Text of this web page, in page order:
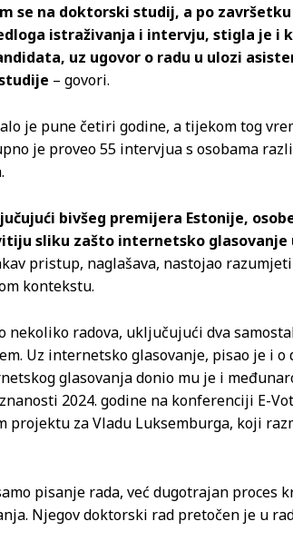
se na doktorski studij, a po
istraživanja i intervju, stigla je i
uz ugovor o radu u ulozi
– govori.
je pune četiri godine, a tijekom tog
je proveo 55 intervjua s osobama
bivšeg premijera Estonije,
sliku zašto internetsko glasovanje
pristup, naglašava, nastojao
kontekstu.
nekoliko radova, uključujući dva
Uz internetsko glasovanje, pisao je i
glasovanja donio mu je i
2024. godine na konferenciji E-
projektu za Vladu Luksemburga, koji
pisanje rada, već dugotrajan proces
Njegov doktorski rad pretočen je u